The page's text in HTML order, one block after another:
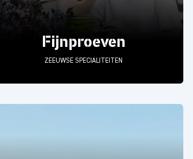
Fijnproeven
ZEEUWSE SPECIALITEITEN